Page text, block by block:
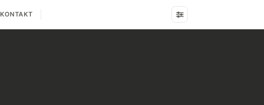
KONTAKT